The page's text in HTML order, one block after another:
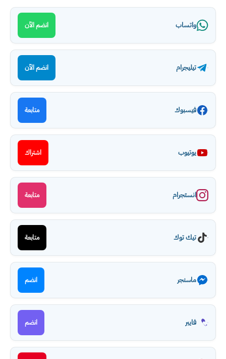
واتساب انضم الآن
تيليجرام انضم الآن
فيسبوك متابعة
يوتيوب اشتراك
انستجرام متابعة
تيك توك متابعة
ماسنجر انضم
فايبر انضم